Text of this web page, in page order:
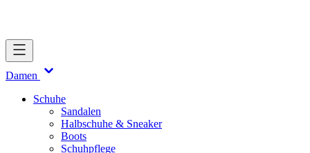
Damen
Schuhe
Sandalen
Halbschuhe & Sneaker
Boots
Schuhpflege